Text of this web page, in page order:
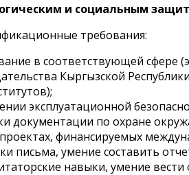
и социальным
требования:
в соответствующей сфере
Кыргызской
эксплуатационной
документации по охране
финансируемых
письма, умение составить
навыки, умение